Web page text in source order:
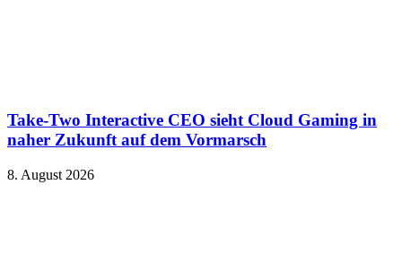
Take-Two Interactive CEO sieht Cloud Gaming in
naher Zukunft auf dem Vormarsch
8. August 2026